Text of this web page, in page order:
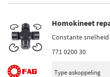
Homokineet
Constante
771 0200 30
Type askoppeling